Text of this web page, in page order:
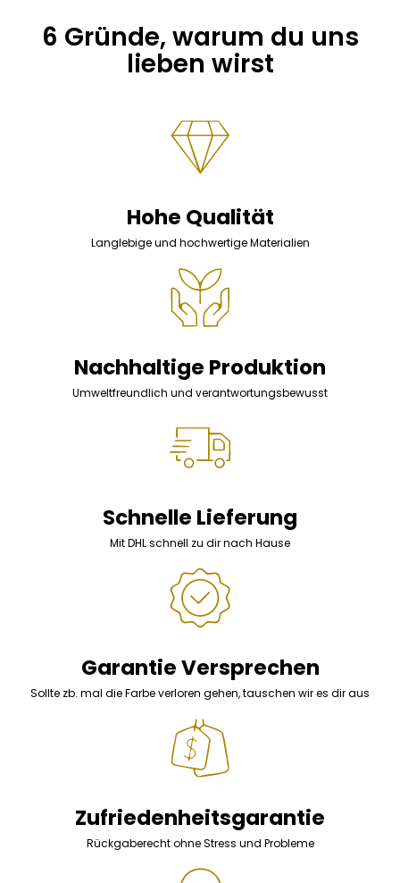
6 Gründe, warum du uns
lieben wirst
Hohe Qualität
Langlebige und hochwertige Materialien
Nachhaltige Produktion
Umweltfreundlich und verantwortungsbewusst
Schnelle Lieferung
Mit DHL schnell zu dir nach Hause
Garantie Versprechen
Sollte zb. mal die Farbe verloren gehen, tauschen wir es dir aus
Zufriedenheitsgarantie
Rückgaberecht ohne Stress und Probleme